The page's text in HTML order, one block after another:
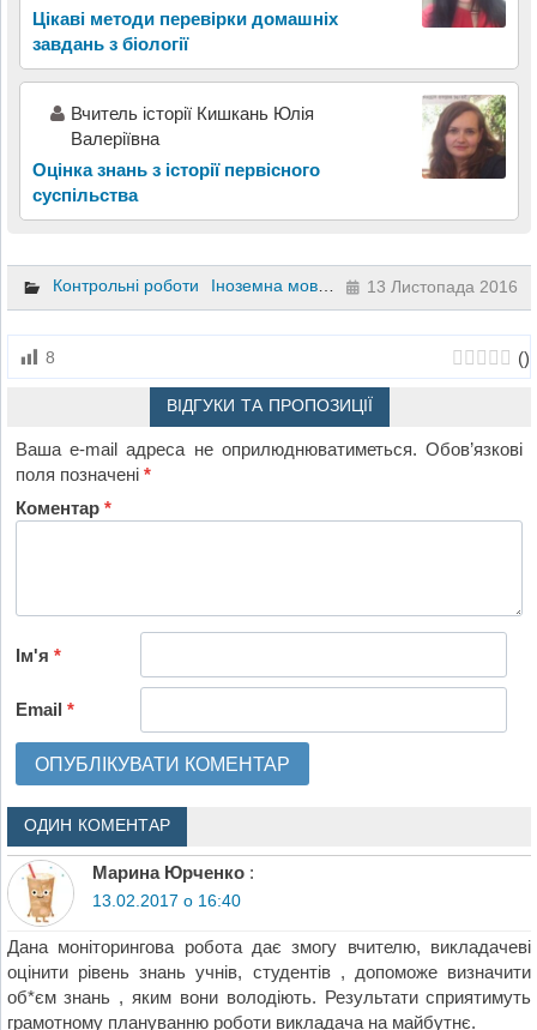
Цікаві методи перевірки домашніх
завдань з біології
Вчитель історії Кишкань Юлія
Валеріївна
Оцінка знань з історії первісного
суспільства
Контрольні роботи Іноземна мова 10 клас
13 Листопада 2016
8 ()
ВІДГУКИ ТА ПРОПОЗИЦІЇ
Ваша e-mail адреса не оприлюднюватиметься. Обов’язкові
поля позначені*
Коментар*
Ім'я*
Email*
ОДИН КОМЕНТАР
Марина Юрченко :
13.02.2017 о 16:40
Дана моніторингова робота дає змогу вчителю, викладачеві
оцінити рівень знань учнів, студентів , допоможе визначити
об*єм знань , яким вони володіють. Результати сприятимуть
грамотному плануванню роботи викладача на майбутнє.